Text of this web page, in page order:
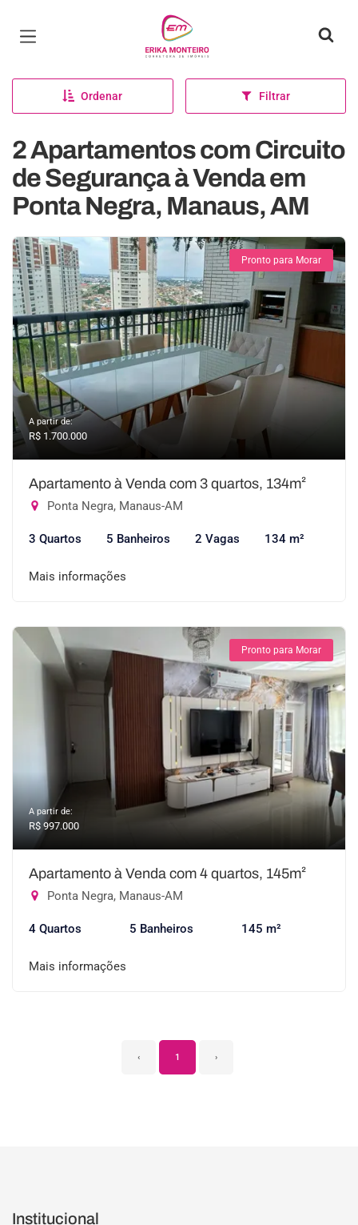
Página inicial
Ordenar Filtrar
2 Apartamentos com Circuito
de Segurança à Venda em
Ponta Negra, Manaus, AM
Pronto para Morar
A partir de:
R$ 1.700.000
Apartamento à Venda com 3 quartos, 134m²
Ponta Negra, Manaus-AM
3 Quartos 5 Banheiros 2 Vagas 134 m²
Mais informações
Pronto para Morar
A partir de:
R$ 997.000
Apartamento à Venda com 4 quartos, 145m²
Ponta Negra, Manaus-AM
4 Quartos 5 Banheiros 145 m²
Mais informações
‹ 1 ›
Institucional